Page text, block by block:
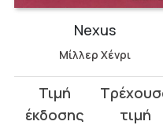
Nexus
Μίλλερ Χένρι
Original
price
τρέχουσα